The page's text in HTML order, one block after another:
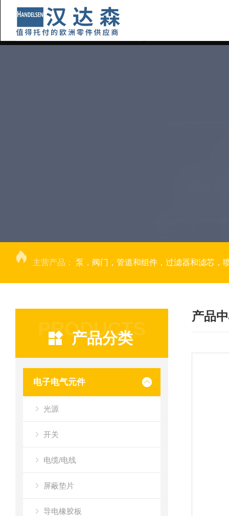
主营产品： 泵，阀门，管道和组件，过滤器和滤芯，
PRODUCTS
产品分类
电子电气元件
光源
开关
电缆/电线
屏蔽垫片
导电橡胶板
产品